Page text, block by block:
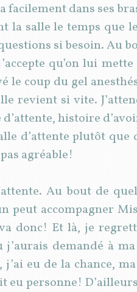
facilement dans ses
la salle le temps que
si besoin. Au
qu’on lui
le coup du gel
revient si vite.
histoire
d’attente plutôt que
agréable!
Au bout de
peut accompagner
donc! Et là, je
j’aurais demandé à
eu de la chance,
eu personne!